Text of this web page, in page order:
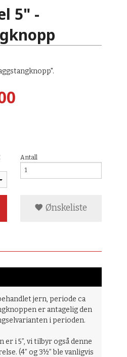
5" -
Antall
Ønskeliste
jern, periode ca
er antagelig den
i perioden.
er i 5”, vi tilbyr også denne
(4” og 3½” ble vanligvis